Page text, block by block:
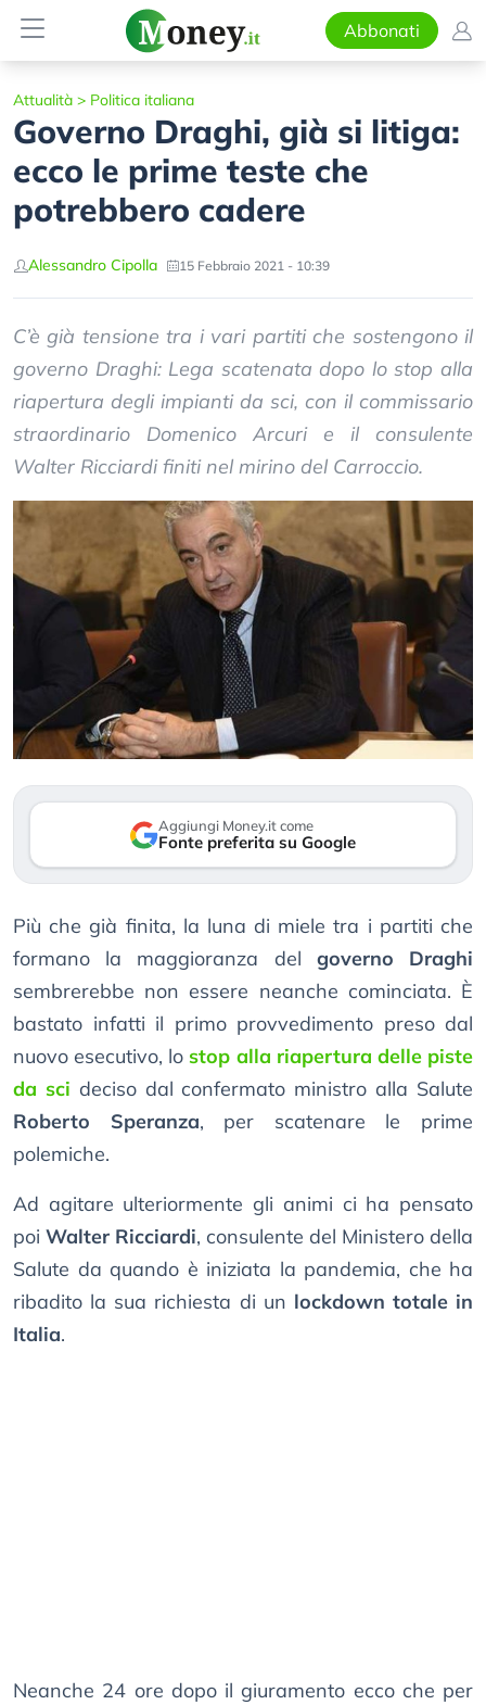
Abbonati
Attualità > Politica italiana
Governo Draghi, già si litiga:
ecco le prime teste che
potrebbero cadere
Alessandro Cipolla 15 Febbraio 2021 - 10:39
C’è già tensione tra i vari partiti che sostengono il
governo Draghi: Lega scatenata dopo lo stop alla
riapertura degli impianti da sci, con il commissario
straordinario Domenico Arcuri e il consulente
Walter Ricciardi finiti nel mirino del Carroccio.
Aggiungi Money.it come
Fonte preferita su Google
Più che già finita, la luna di miele tra i partiti che
formano la maggioranza del governo Draghi
sembrerebbe non essere neanche cominciata. È
bastato infatti il primo provvedimento preso dal
nuovo esecutivo, lo stop alla riapertura delle piste
da sci deciso dal confermato ministro alla Salute
Roberto Speranza, per scatenare le prime
polemiche.
Ad agitare ulteriormente gli animi ci ha pensato
poi Walter Ricciardi, consulente del Ministero della
Salute da quando è iniziata la pandemia, che ha
ribadito la sua richiesta di un lockdown totale in
Italia.
Neanche 24 ore dopo il giuramento ecco che per